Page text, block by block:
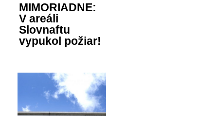
MIMORIADNE:
V areáli
Slovnaftu
vypukol požiar!